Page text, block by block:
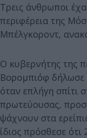
Τρεις άνθρωποι
περιφέρεια της
Μπέλγκοροντ,
Ο κυβερνήτης της
Βορομπιόφ δήλωσε
όταν επλήγη σπίτι
πρωτεύουσας,
ψάχνουν στα
ίδιος πρόσθεσε